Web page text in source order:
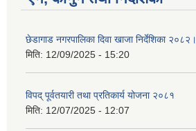
छेडागाड नगरपालिका दिवा खाजा निर्देशिका २०८२।
मिति: 12/09/2025 - 15:20
विपद् पूर्वतयारी तथा प्रतिकार्य योजना २०८१
मिति: 12/07/2025 - 12:07